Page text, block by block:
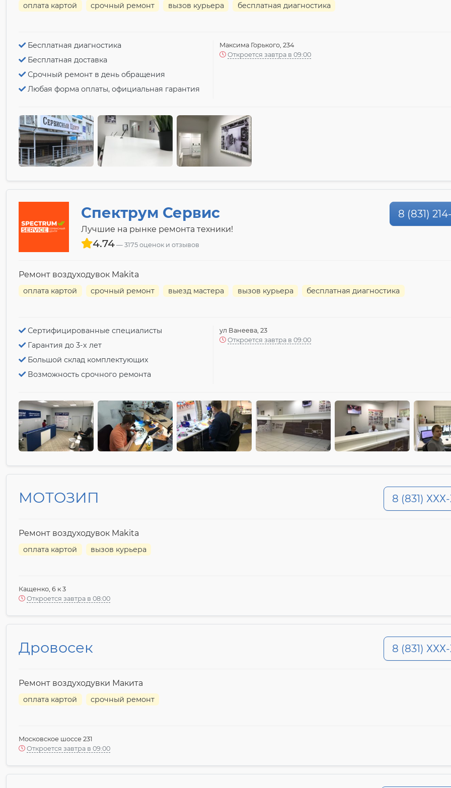
оплата картой срочный ремонт вызов курьера бесплатная диагностика
Бесплатная диагностика
Бесплатная доставка
Срочный ремонт в день обращения
Любая форма оплаты, официальная гарантия
Максима Горького, 234
Откроется завтра в 09:00
Спектрум Сервис
Лучшие на рынке ремонта техники!
4.74 3175 оценок и отзывов
8 (831)
Ремонт воздуходувок Makita
оплата картой срочный ремонт выезд мастера вызов курьера бесплатная диагностика
Сертифицированные специалисты
Гарантия до 3-х лет
Большой склад комплектующих
Возможность срочного ремонта
ул Ванеева, 23
Откроется завтра в 09:00
МОТОЗИП 8 (831)
Ремонт воздуходувок Makita
оплата картой вызов курьера
Кащенко, 6 к 3
Откроется завтра в 08:00
Дровосек 8 (831)
Ремонт воздуходувки Макита
оплата картой срочный ремонт
Московское шоссе 231
Откроется завтра в 09:00